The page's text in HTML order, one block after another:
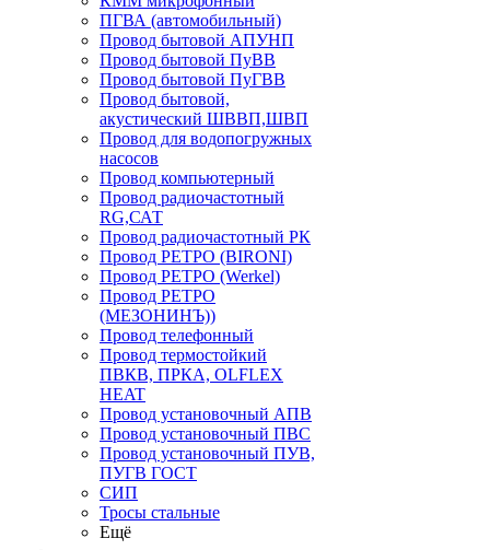
ПГВА (автомобильный)
Провод бытовой АПУНП
Провод бытовой ПуВВ
Провод бытовой ПуГВВ
Провод бытовой,
акустический ШВВП,ШВП
Провод для водопогружных
насосов
Провод компьютерный
Провод радиочастотный
RG,САТ
Провод радиочастотный РК
Провод РЕТРО (BIRONI)
Провод РЕТРО (Werkel)
Провод РЕТРО
(МЕЗОНИНЪ))
Провод телефонный
Провод термостойкий
ПВКВ, ПРКА, OLFLEX
HEAT
Провод установочный АПВ
Провод установочный ПВС
Провод установочный ПУВ,
ПУГВ ГОСТ
СИП
Тросы стальные
Ещё